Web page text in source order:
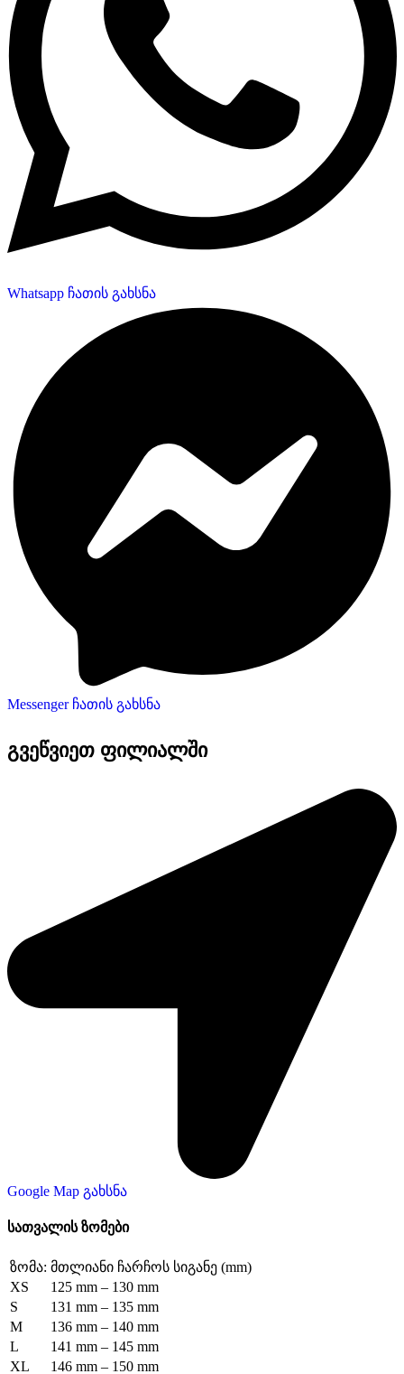
Whatsapp ჩათის გახსნა
Messenger ჩათის გახსნა
გვეწვიეთ ფილიალში​
Google Map გახსნა
სათვალის ზომები
ზომა: მთლიანი ჩარჩოს სიგანე (mm)
XS
125 mm – 130 mm
S
131 mm – 135 mm
M
136 mm – 140 mm
L
141 mm – 145 mm
XL
146 mm – 150 mm